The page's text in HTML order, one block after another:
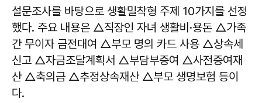
설문조사를 바탕으로 생활밀착형 주제 10가지를 선정
했다. 주요 내용은 △직장인 자녀 생활비·용돈 △가족
간 무이자 금전대여 △부모 명의 카드 사용 △상속세
신고 △자금조달계획서 △부담부증여 △사전증여재
산 △축의금 △추정상속재산 △부모 생명보험 등이
다.